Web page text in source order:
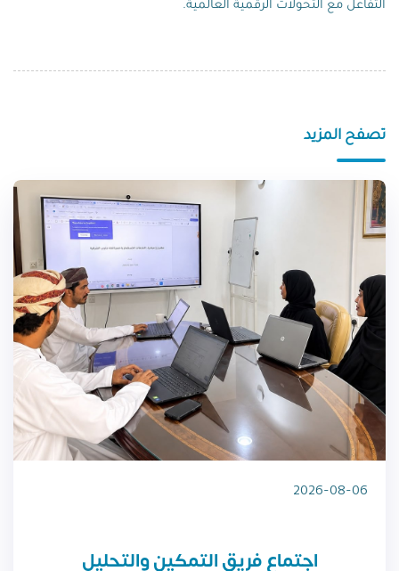
التفاعل مع التحولات الرقمية العالمية.
تصفح المزيد
2026-08-06
اجتماع فريق التمكين والتحليل